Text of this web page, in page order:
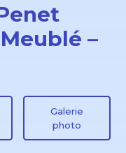
–
Galerie
photo